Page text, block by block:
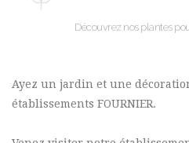
Découvrez nos plantes
Ayez un jardin et une
établissements FOURNIER.